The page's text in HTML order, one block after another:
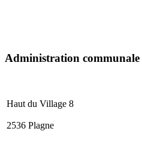
Administration communale
Haut du
2536 Plagne